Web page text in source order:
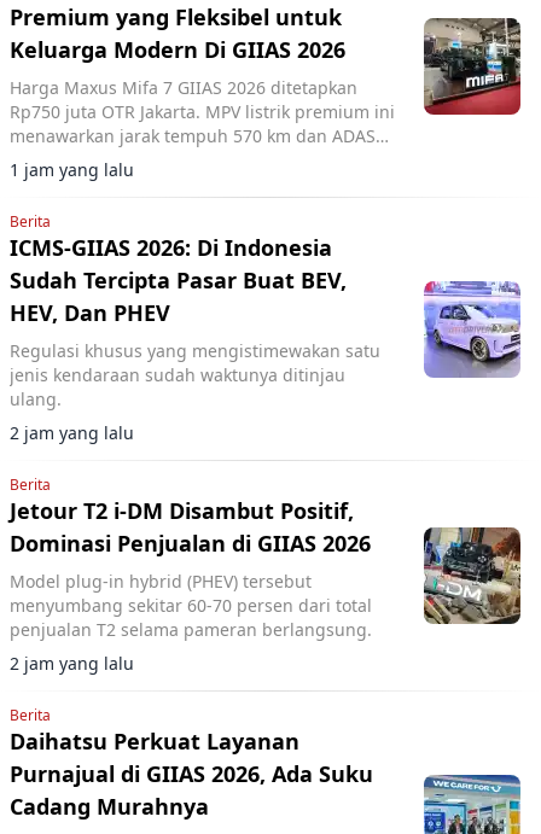
Premium yang Fleksibel untuk
Keluarga Modern Di GIIAS 2026
Harga Maxus Mifa 7 GIIAS 2026 ditetapkan
Rp750 juta OTR Jakarta. MPV listrik premium ini
menawarkan jarak tempuh 570 km dan ADAS
Level 2+.
1 jam yang lalu
Berita
ICMS-GIIAS 2026: Di Indonesia
Sudah Tercipta Pasar Buat BEV,
HEV, Dan PHEV
Regulasi khusus yang mengistimewakan satu
jenis kendaraan sudah waktunya ditinjau
ulang.
2 jam yang lalu
Berita
Jetour T2 i-DM Disambut Positif,
Dominasi Penjualan di GIIAS 2026
Model plug-in hybrid (PHEV) tersebut
menyumbang sekitar 60-70 persen dari total
penjualan T2 selama pameran berlangsung.
2 jam yang lalu
Berita
Daihatsu Perkuat Layanan
Purnajual di GIIAS 2026, Ada Suku
Cadang Murahnya